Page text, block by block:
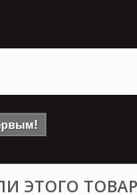
ЭТОГО